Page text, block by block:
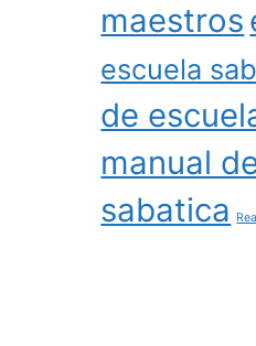
maestros
escuela
de
manual
sabatica